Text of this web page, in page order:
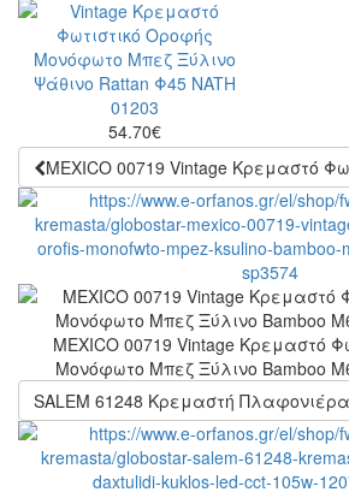
54.70€
MEXICO 00719 Vintage Κρεμαστό
MEXICO 00719 Vintage Κρεμαστό
Μονόφωτο Μπεζ Ξύλινο Bamboo
SALEM 61248 Κρεμαστή